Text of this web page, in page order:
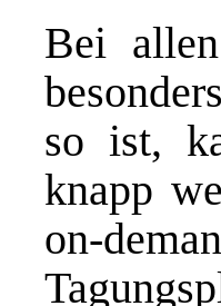
Bei
so ist,
knapp
on-